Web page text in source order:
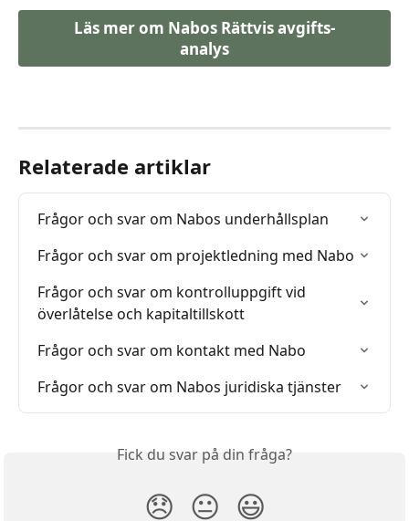
Läs mer om Nabos Rättvis avgifts-
analys
Relaterade artiklar
Frågor och svar om Nabos underhållsplan
Frågor och svar om projektledning med Nabo
Frågor och svar om kontrolluppgift vid
överlåtelse och kapitaltillskott
Frågor och svar om kontakt med Nabo
Frågor och svar om Nabos juridiska tjänster
Fick du svar på din fråga?
😞 😐 😃